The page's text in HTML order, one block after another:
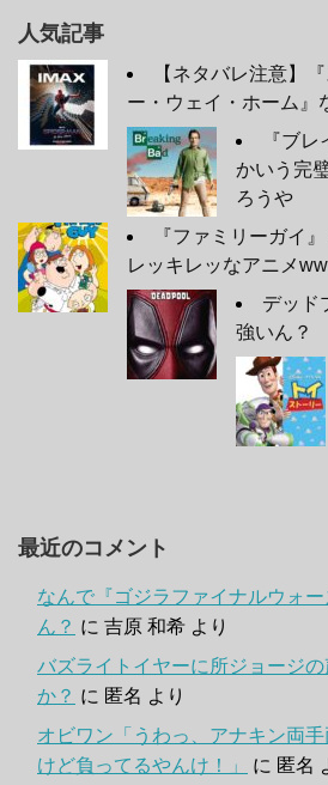
人気記事
【ネタバレ注意】
ー・ウェイ・ホーム』
『ブ
かいう完
ろうや
『ファミリーガイ
レッキレッなアニメ
デッド
強いん？
最近のコメント
なんで『ゴジラファイナルウォ
ん？ に 吉原 和希 より
バズライトイヤーに所ジョージ
か？ に 匿名 より
オビワン「うわっ、アナキン両
けど負ってるやんけ！」
に 匿名